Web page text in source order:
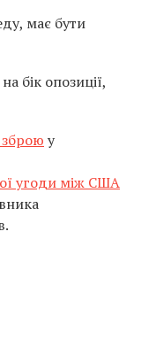
має бути
бік опозиції,
у
угоди між США